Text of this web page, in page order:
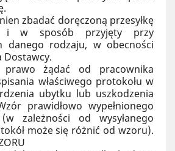
zbadać doręczoną przesyłkę
i w sposób przyjęty przy
danego rodzaju, w obecności
Dostawcy.
żądać od pracownika
właściwego protokołu w
ubytku lub uszkodzenia
prawidłowo wypełnionego
zależności od wysyłanego
może się różnić od wzoru).